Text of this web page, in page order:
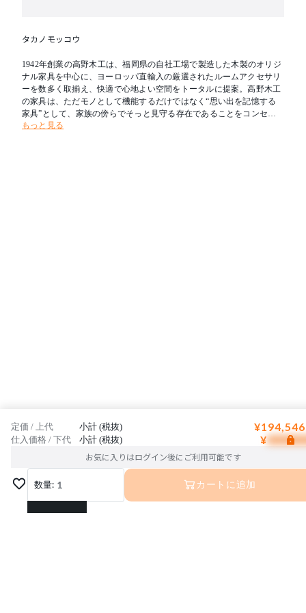
タカノモッコウ
1942年創業の高野木工は、福岡県の自社工場で製造した木製のオリジ
ナル家具を中心に、ヨーロッパ直輸入の厳選されたルームアクセサリ
ーを数多く取揃え、快適で心地よい空間をトータルに提案。高野木工
の家具は、ただモノとして機能するだけではなく“思い出を記憶する
家具”として、家族の傍らでそっと見守る存在であることをコンセプ
トにしています。
もっと見る
定価 / 上代 小計 (税抜)
仕入価格 / 下代 小計 (税抜) ¥
お気に入りはログイン後にご利用可能です
数量: 1
1
カートに追加